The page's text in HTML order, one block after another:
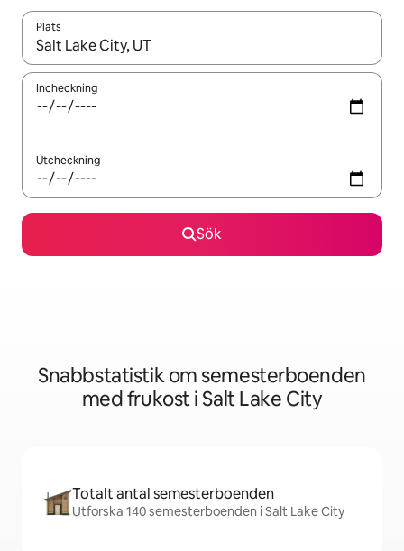
Plats
När resultaten är tillgängliga kan du navigera med upp- och
Incheckning
Utcheckning
Sök
Snabbstatistik om semesterboenden
med frukost i Salt Lake City
Totalt antal semesterboenden
Utforska 140 semesterboenden i Salt Lake City